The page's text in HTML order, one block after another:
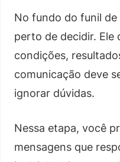
No fundo do funil
perto de decidir. Ele
condições,
comunicação deve
ignorar dúvidas.
Nessa etapa, você
mensagens que